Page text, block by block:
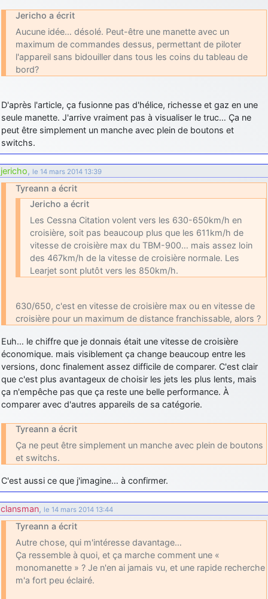
Jericho a écrit
Aucune idée… désolé. Peut-être une manette avec un
maximum de commandes dessus, permettant de piloter
l'appareil sans bidouiller dans tous les coins du tableau de
bord?
D'après l'article, ça fusionne pas d'hélice, richesse et gaz en une
seule manette. J'arrive vraiment pas à visualiser le truc… Ça ne
peut être simplement un manche avec plein de boutons et
switchs.
jericho, le 14 mars 2014 13:39
Tyreann a écrit
Jericho a écrit
Les Cessna Citation volent vers les 630-650km/h en
croisière, soit pas beaucoup plus que les 611km/h de
vitesse de croisière max du TBM-900… mais assez loin
des 467km/h de la vitesse de croisière normale. Les
Learjet sont plutôt vers les 850km/h.
630/650, c'est en vitesse de croisière max ou en vitesse de
croisière pour un maximum de distance franchissable, alors ?
Euh… le chiffre que je donnais était une vitesse de croisière
économique. mais visiblement ça change beaucoup entre les
versions, donc finalement assez difficile de comparer. C'est clair
que c'est plus avantageux de choisir les jets les plus lents, mais
ça n'empêche pas que ça reste une belle performance. À
comparer avec d'autres appareils de sa catégorie.
Tyreann a écrit
Ça ne peut être simplement un manche avec plein de boutons
et switchs.
C'est aussi ce que j'imagine… à confirmer.
clansman, le 14 mars 2014 13:44
Tyreann a écrit
Autre chose, qui m'intéresse davantage…
Ça ressemble à quoi, et ça marche comment une «
monomanette » ? Je n'en ai jamais vu, et une rapide recherche
m'a fort peu éclairé.